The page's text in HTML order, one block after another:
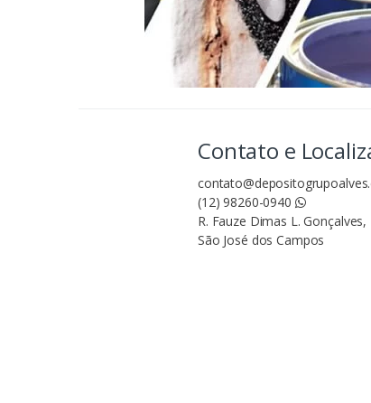
Contato e
(12) 98260-0940
R. Fauze Dimas L.
São José dos Campos